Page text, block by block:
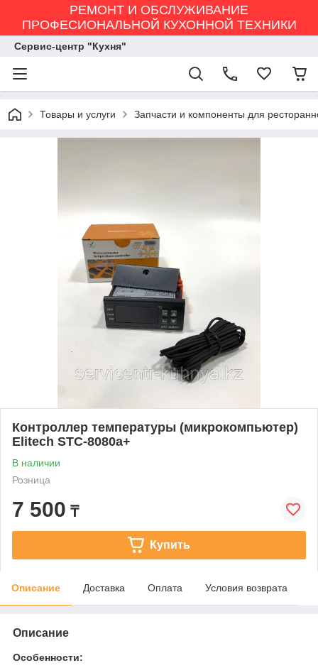
РЕМОНТ И ОБСЛУЖИВАНИЕ
ПРОФЕСИОНАЛЬНОЙ КУХОННОЙ ТЕХНИКИ
Сервис-центр "Кухня"
Товары и услуги Запчасти и компоненты для
Контроллер температуры (микрокомпьютер)
Elitech STC-8080a+
В наличии
Розница
7 500 ₸
Купить
Описание Доставка Оплата Условия возврата
Описание
Особенности: